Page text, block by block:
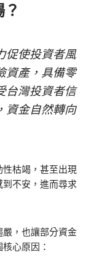
促使投資者風
資產，具備零
台灣投資者信
資金自然轉向
枯竭，甚至出現
不安，進而尋求
，也讓部分資金
心原因：